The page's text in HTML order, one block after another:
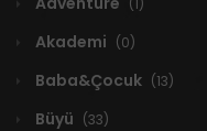
(1)
Akademi (0)
Baba&Çocuk (13)
Büyü (33)